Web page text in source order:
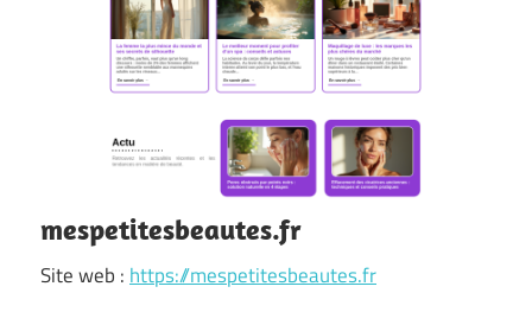
mespetitesbeautes.fr
Site web : https://mespetitesbeautes.fr